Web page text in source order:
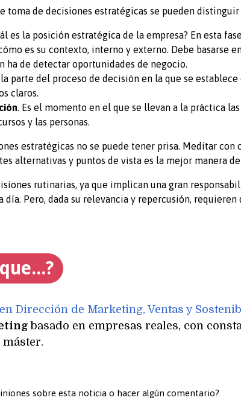
toma de decisiones estratégicas se pueden
es la posición estratégica de la empresa? En esta
es su contexto, interno y externo. Debe basarse
ha de detectar oportunidades de negocio.
la parte del proceso de decisión en la que se
claros.
. Es el momento en el que se llevan a la práctica
y las personas.
estratégicas no se puede tener prisa. Meditar
alternativas y puntos de vista es la mejor manera de
rutinarias, ya que implican una gran
día. Pero, dada su relevancia y repercusión,
Dirección de Marketing, Ventas y
basado en empresas reales, con
máster.
sobre esta noticia o hacer algún comentario?